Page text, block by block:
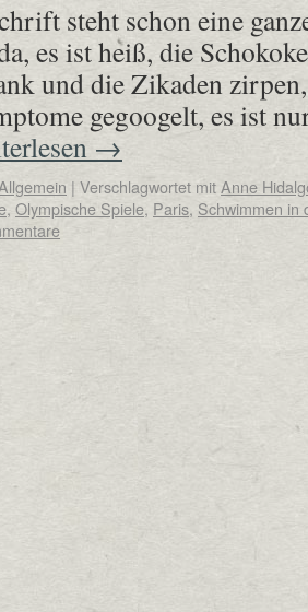
steht schon eine
es ist heiß, die
und die Zikaden
gegoogelt, es ist
→
| Verschlagwortet mitAnne
, Olympische Spiele, Paris, Schwimmen in